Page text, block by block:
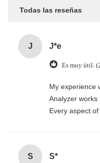
Todas las reseñas
J J*e
Es muy útil.
My experience
Analyzer works
Every aspect
S S*